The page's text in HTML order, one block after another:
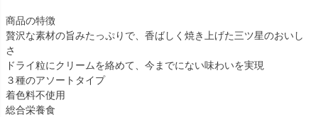
商品の特徴
贅沢な素材の旨みたっぷりで、香ばしく焼き上げた三ツ星のおいし
さ
ドライ粒にクリームを絡めて、今までにない味わいを実現
３種のアソートタイプ
着色料不使用
総合栄養食